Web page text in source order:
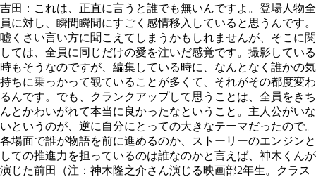
吉田：これは、正直に言うと誰でも無いんですよ。登場人物全
員に対し、瞬間瞬間にすごく感情移入していると思うんです。
嘘くさい言い方に聞こえてしまうかもしれませんが、そこに関
しては、全員に同じだけの愛を注いだ感覚です。撮影している
時もそうなのですが、編集している時に、なんとなく誰かの気
持ちに乗っかって観ていることが多くて、それがその都度変わ
るんです。でも、クランクアップして思うことは、全員をきち
んとかわいがれて本当に良かったなということ。主人公がいな
いというのが、逆に自分にとっての大きなテーマだったので。
各場面で誰が物語を前に進めるのか、ストーリーのエンジンと
しての推進力を担っているのは誰なのかと言えば、神木くんが
演じた前田（注：神木隆之介さん演じる映画部2年生。クラス